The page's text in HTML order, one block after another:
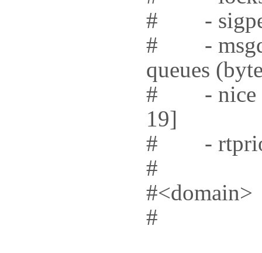
# -
# -
queues
# - nice -
19]
# - rtprio -
#
#